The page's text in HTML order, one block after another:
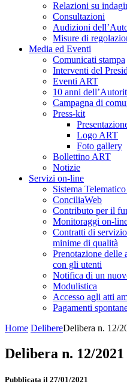
Relazioni su
Consultazioni
Audizioni
Misure di
Media ed Eventi
Comunicati stampa
Interventi del
Eventi ART
10 anni
Campagna di
Press-kit
Logo ART
Foto gallery
Bollettino ART
Notizie
Servizi on-line
Sistema
ConciliaWeb
Contributo per il
Monitoraggi on-
Contratti di
minime di qualità
Prenotazione delle
con gli utenti
Notifica di un
Modulistica
Accesso agli atti
Pagamenti
Home DelibereDelibera n. 12/
Delibera n. 12/2021
Pubblicata il 27/01/2021